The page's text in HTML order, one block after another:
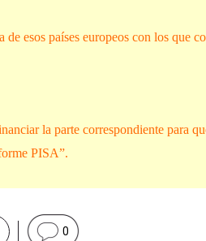
de esos países europeos con los que
la parte correspondiente para
PISA”.
0